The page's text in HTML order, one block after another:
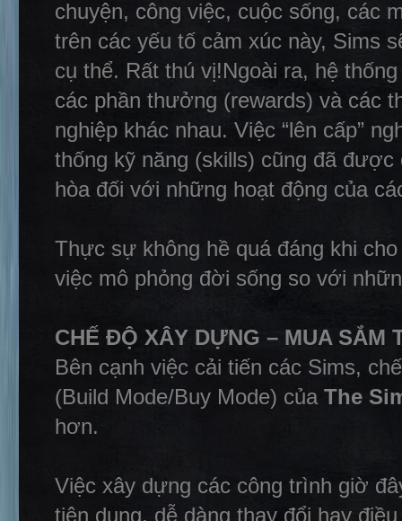
chuyện, công việc, cuộc sống, các
trên các yếu tố cảm xúc này, Sims
cụ thể. Rất thú vị!Ngoài ra, hệ
các phần thưởng (rewards) và các
nghiệp khác nhau. Việc “lên cấp”
thống kỹ năng (skills) cũng đã
hòa đối với những hoạt động của
Thực sự không hề quá đáng khi
việc mô phỏng đời sống so với
CHẾ ĐỘ XÂY DỰNG – MUA SẮM
Bên cạnh việc cải tiến các Sims,
(Build Mode/Buy Mode) của The
hơn.
Việc xây dựng các công trình giờ
tiện dụng, dễ dàng thay đổi hay